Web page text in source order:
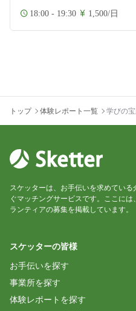
18:00 - 19:30 1,500/日
トップ 体験レポート一覧 学びの
スケッターは、お手伝いを求めてい
ぐマッチングサービスです。ここに
ランティアの募集を掲載しています。
スケッターの皆様
お手伝いを探す
事業所を探す
体験レポートを探す